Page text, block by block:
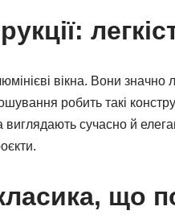
вікна. Вони значно
робить такі
виглядають сучасно й
що